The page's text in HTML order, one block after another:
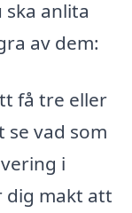
anlita
av dem:
få tre eller
vad som
i
dig makt att